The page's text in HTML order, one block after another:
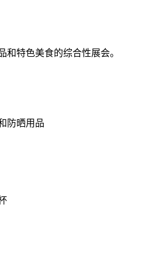
和特色美食的综合性展会。
防晒用品